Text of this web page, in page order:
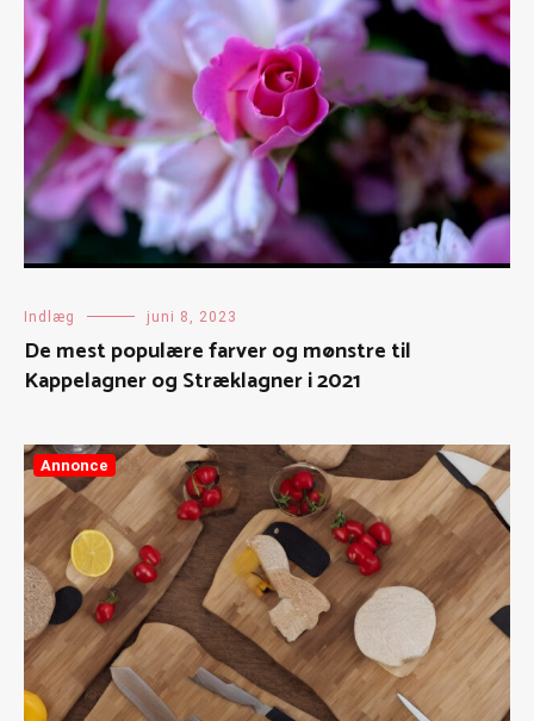
Indlæg juni 8, 2023
De mest populære farver og mønstre til
Kappelagner og Stræklagner i 2021
Annonce